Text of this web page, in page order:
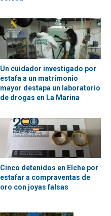
Un cuidador investigado por
estafa a un matrimonio
mayor destapa un laboratorio
de drogas en La Marina
Cinco detenidos en Elche por
estafar a compraventas de
oro con joyas falsas